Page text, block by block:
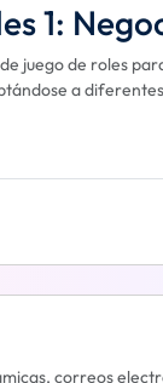
1:
juego de roles
a
correos